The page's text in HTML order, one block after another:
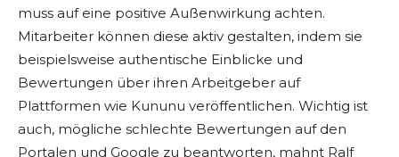
muss auf eine positive Außenwirkung achten.
Mitarbeiter können diese aktiv gestalten, indem sie
beispielsweise authentische Einblicke und
Bewertungen über ihren Arbeitgeber auf
Plattformen wie Kununu veröffentlichen. Wichtig ist
auch, mögliche schlechte Bewertungen auf den
Portalen und Google zu beantworten, mahnt Ralf